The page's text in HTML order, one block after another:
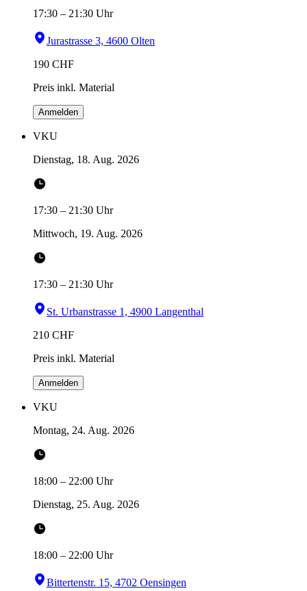
17:30 – 21:30 Uhr
Jurastrasse 3, 4600 Olten
190 CHF
Preis inkl. Material
Anmelden
VKU
Dienstag, 18. Aug. 2026
17:30 – 21:30 Uhr
Mittwoch, 19. Aug. 2026
17:30 – 21:30 Uhr
St. Urbanstrasse 1, 4900 Langenthal
210 CHF
Preis inkl. Material
Anmelden
VKU
Montag, 24. Aug. 2026
18:00 – 22:00 Uhr
Dienstag, 25. Aug. 2026
18:00 – 22:00 Uhr
Bittertenstr. 15, 4702 Oensingen